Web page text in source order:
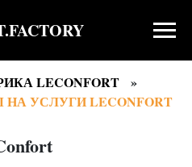
LECONFORT
УСЛУГИ LECONFORT